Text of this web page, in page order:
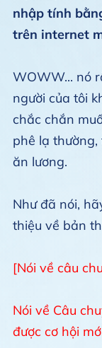
nhập tính
trên internet
WOWW... nó
người của tôi
chắc chắn
phê lạ
ăn lương.
Như đã nói,
thiệu về bản
[Nói về câu
Nói về Câu
được cơ hội